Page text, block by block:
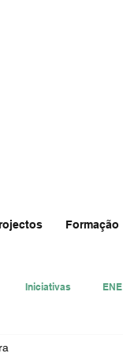
Formação
Iniciativas ENE